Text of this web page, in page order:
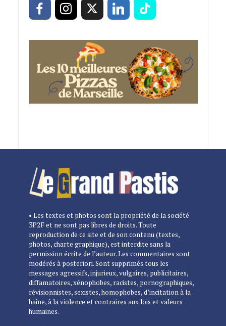
• Les textes et photos sont la propriété de la société
3P2F et ne sont pas libres de droits. Toute
reproduction de ce site et de son contenu (textes,
photos, charte graphique), est interdite sans la
permission écrite de l’auteur. Les commentaires sont
modérés à posteriori. Sont supprimés tous les
messages agressifs, injurieux, vulgaires, publicitaires,
diffamatoires, xénophobes, racistes, pornographiques,
révisionnistes, sexistes, homophobes, d’incitation à la
haine, à la violence et contraires aux lois et valeurs
humaines.